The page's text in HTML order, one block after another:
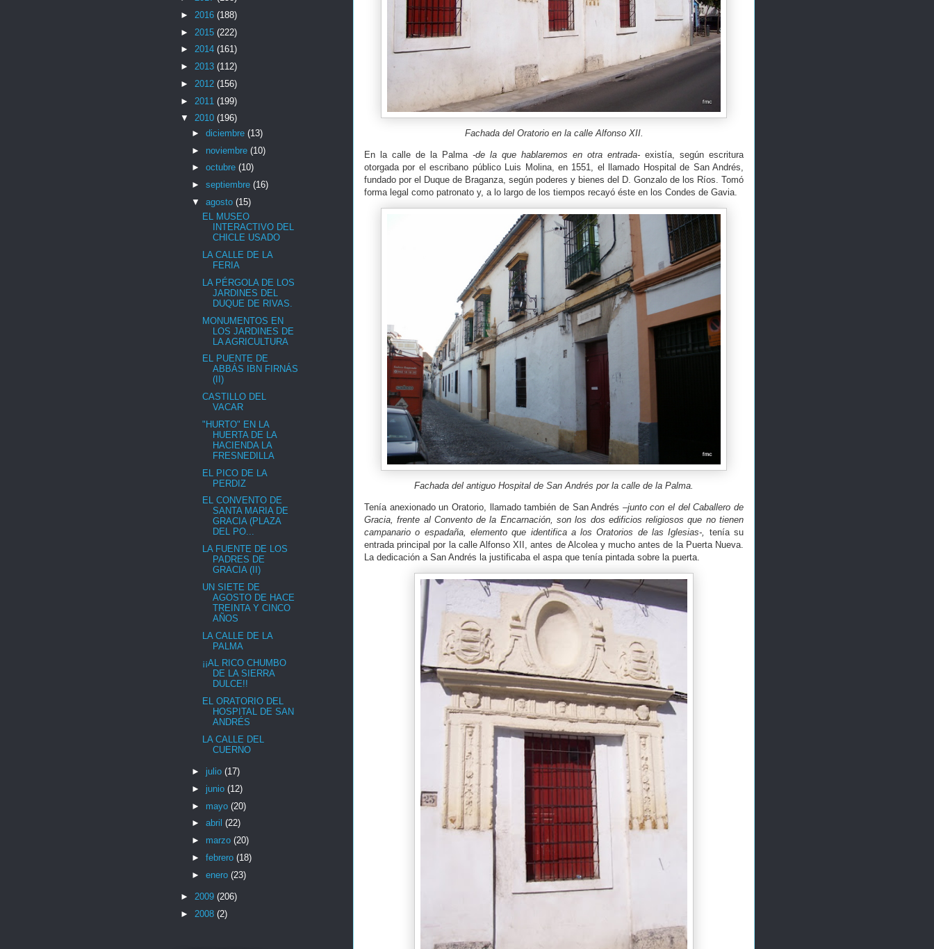
Fachada del Oratorio en la calle Alfonso XII.
En la calle de la Palma -de la que hablaremos en otra entrada- existía, según escritura
otorgada por el escribano público Luis Molina, en 1551, el llamado Hospital de San Andrés,
fundado por el Duque de Braganza, según poderes y bienes del D. Gonzalo de los Ríos. Tomó
forma legal como patronato y, a lo largo de los tiempos recayó éste en los Condes de Gavia.
Fachada del antiguo Hospital de San Andrés por la calle de la Palma.
Tenía anexionado un Oratorio, llamado también de San Andrés –junto con el del Caballero de
Gracia, frente al Convento de la Encarnación, son los dos edificios religiosos que no tienen
campanario o espadaña, elemento que identifica a los Oratorios de las Iglesias-, tenía su
entrada principal por la calle Alfonso XII, antes de Alcolea y mucho antes de la Puerta Nueva.
La dedicación a San Andrés la justificaba el aspa que tenía pintada sobre la puerta.
► 2016 (188)
► 2015 (222)
► 2014 (161)
► 2013 (112)
► 2012 (156)
► 2011 (199)
▼ 2010 (196)
► diciembre (13)
► noviembre (10)
► octubre (10)
► septiembre (16)
▼ agosto (15)
EL MUSEO
INTERACTIVO DEL
CHICLE USADO
LA CALLE DE LA
FERIA
LA PÉRGOLA DE LOS
JARDINES DEL
DUQUE DE RIVAS.
MONUMENTOS EN
LOS JARDINES DE
LA AGRICULTURA
EL PUENTE DE
ABBÁS IBN FIRNÁS
(II)
CASTILLO DEL
VACAR
"HURTO" EN LA
HUERTA DE LA
HACIENDA LA
FRESNEDILLA
EL PICO DE LA
PERDIZ
EL CONVENTO DE
SANTA MARIA DE
GRACIA (PLAZA
DEL PO...
LA FUENTE DE LOS
PADRES DE
GRACIA (II)
UN SIETE DE
AGOSTO DE HACE
TREINTA Y CINCO
AÑOS
LA CALLE DE LA
PALMA
¡¡AL RICO CHUMBO
DE LA SIERRA
DULCE!!
EL ORATORIO DEL
HOSPITAL DE SAN
ANDRÉS
LA CALLE DEL
CUERNO
► julio (17)
► junio (12)
► mayo (20)
► abril (22)
► marzo (20)
► febrero (18)
► enero (23)
► 2009 (206)
► 2008 (2)